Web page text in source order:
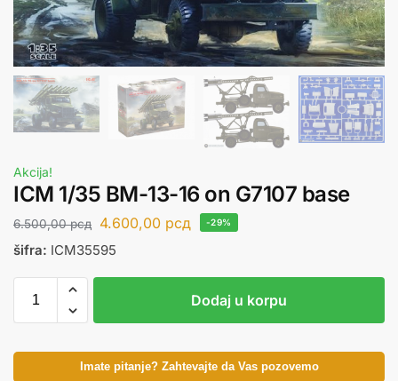
Akcija!
ICM 1/35 BM-13-16 on G7107 base
6.500,00рсд 4.600,00 рсд -29%
šifra: ICM35595
Dodaj u korpu
Imate pitanje? Zahtevajte da Vas pozovemo